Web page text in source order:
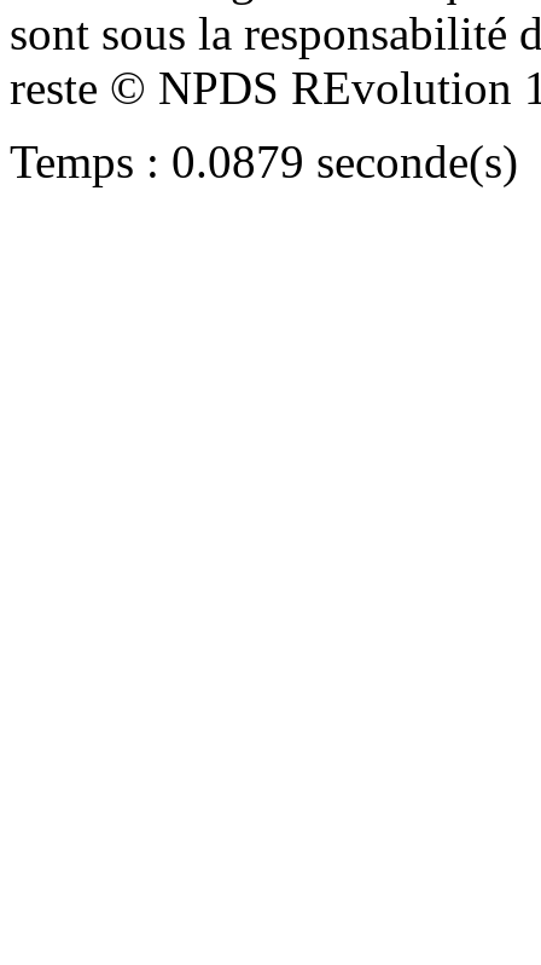
sont sous la responsabilité
reste © NPDS REvolution
Temps : 0.0879 seconde(s)